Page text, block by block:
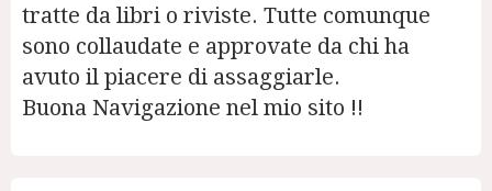
tratte da libri o riviste. Tutte comunque
sono collaudate e approvate da chi ha
avuto il piacere di assaggiarle.
Buona Navigazione nel mio sito !!